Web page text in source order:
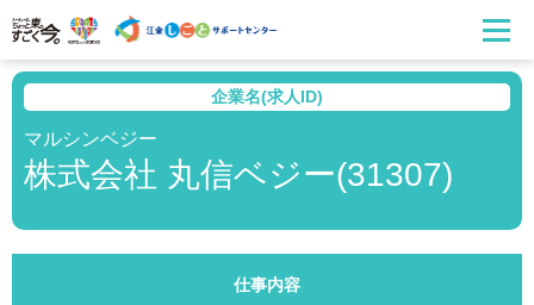
企業名(求人ID)
マルシンベジー
株式会社 丸信ベジー(31307)
仕事内容